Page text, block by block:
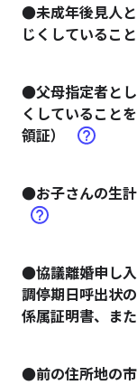
●未成年後見人
じくしているこ
●父母指定者と
くしていること
領証）
●お子さんの生
●協議離婚申し
調停期日呼出状
係属証明書、ま
●前の住所地の